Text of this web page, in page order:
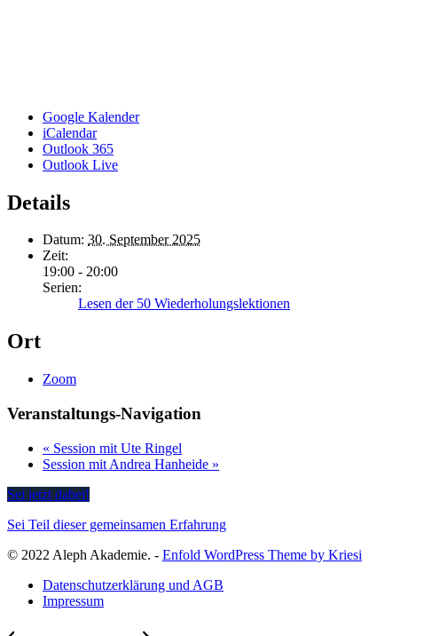
Google Kalender
iCalendar
Outlook 365
Outlook Live
Details
Datum: 30. September 2025
Zeit:
19:00 - 20:00
Serien:
Lesen der 50 Wiederholungslektionen
Ort
Zoom
Veranstaltungs-Navigation
« Session mit Ute Ringel
Session mit Andrea Hanheide »
Sei jetzt dabei!
Sei Teil dieser gemeinsamen Erfahrung
© 2022 Aleph Akademie. - Enfold WordPress Theme by Kriesi
Datenschutzerklärung und AGB
Impressum